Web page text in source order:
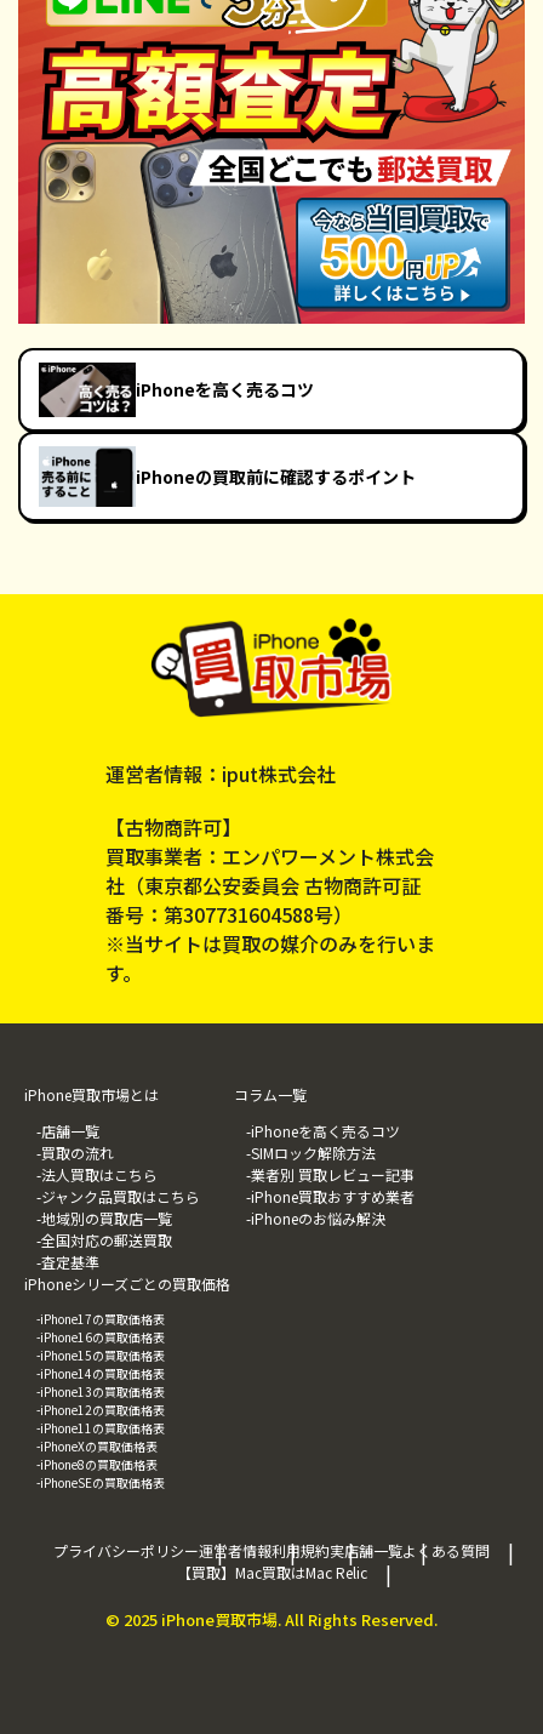
iPhoneを高く売るコツ
iPhoneの買取前に確認するポイント
iPhone買取市場とは
-店舗一覧
-買取の流れ
-法人買取はこちら
-ジャンク品買取はこちら
-地域別の買取店一覧
-全国対応の郵送買取
-査定基準
コラム一覧
-iPhoneを高く売るコツ
-SIMロック解除方法
-業者別 買取レビュー記事
-iPhone買取おすすめ業者
-iPhoneのお悩み解決
iPhoneシリーズごとの買取価格
-iPhone17の買取価格表
-iPhone16の買取価格表
-iPhone15の買取価格表
-iPhone14の買取価格表
-iPhone13の買取価格表
-iPhone12の買取価格表
-iPhone11の買取価格表
-iPhoneXの買取価格表
-iPhone8の買取価格表
-iPhoneSEの買取価格表
プライバシーポリシー運営者情報利用規約実店舗一覧よくある質問
【買取】Mac買取はMac Relic
© 2025 iPhone買取市場. All Rights Reserved.
運営者情報：iput株式会社
【古物商許可】
買取事業者：エンパワーメント株式会
社（東京都公安委員会 古物商許可証
番号：第307731604588号）
※当サイトは買取の媒介のみを行いま
す。